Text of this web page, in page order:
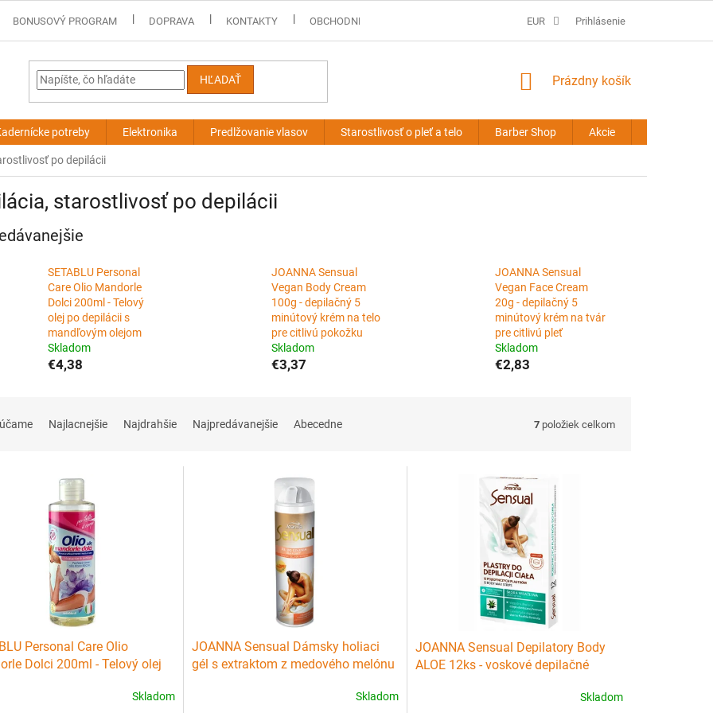
BONUSOVÝ PROGRAM DOPRAVA KONTAKTY OBCHODNÉ PODMIENKY PREDLŽOVANIE VLASOV - OBCHODNÉ PODMIENKY
EUR Prihlásenie
HĽADAŤ
NÁKUPNÝ
Prázdny košík
potreby Elektronika Predlžovanie vlasov Starostlivosť o pleť a telo Barber Shop Akcie
po depilácii
starostlivosť po depilácii
SETABLU Personal
Care Olio Mandorle
Dolci 200ml - Telový
olej po depilácii s
mandľovým olejom
Skladom
€4,38
JOANNA Sensual
Vegan Body Cream
100g - depilačný 5
minútový krém na telo
pre citlivú pokožku
Skladom
€3,37
JOANNA Sensual
Vegan Face Cream
20g - depilačný 5
minútový krém na tvár
pre citlivú pleť
Skladom
€2,83
Najlacnejšie Najdrahšie Najpredávanejšie Abecedne 7 položiek celkom
Personal Care Olio
Dolci 200ml - Telový olej
Skladom
JOANNA Sensual Dámsky holiaci
gél s extraktom z medového melónu
Skladom
JOANNA Sensual Depilatory Body
ALOE 12ks - voskové depilačné
Skladom